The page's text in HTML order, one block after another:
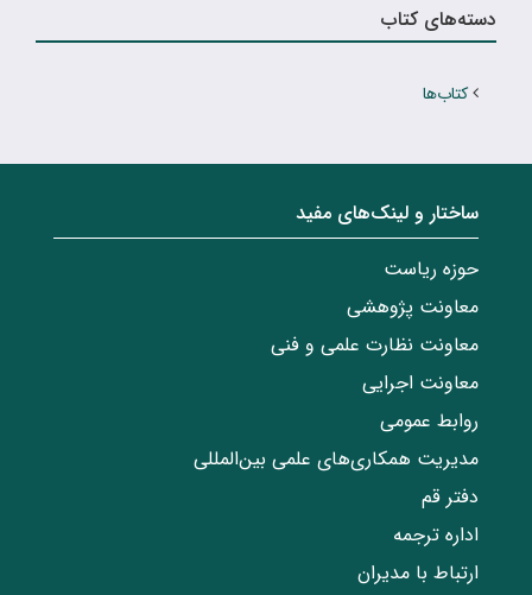
دسته‌های کتاب
کتاب‌ها
ساختار‌‌ و‌‌ لینک‌های مفید
حوزه ریاست
معاونت پژوهشی
معاونت نظارت علمی و فنی
معاونت اجرایی
روابط عمومی
مدیریت همکاری‌های علمی بین‌المللی
دفتر قم
اداره ترجمه
ارتباط با مدیران